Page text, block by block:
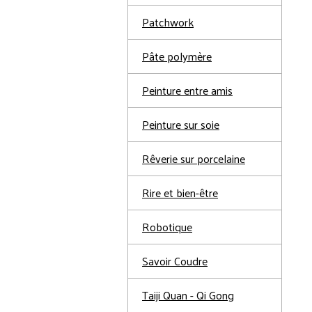
Patchwork
Pâte polymère
Peinture entre amis
Peinture sur soie
Rêverie sur porcelaine
Rire et bien-être
Robotique
Savoir Coudre
Taiji Quan - Qi Gong